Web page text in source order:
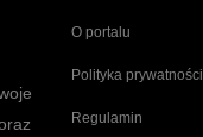
O portalu
Polityka prywatności
Regulamin